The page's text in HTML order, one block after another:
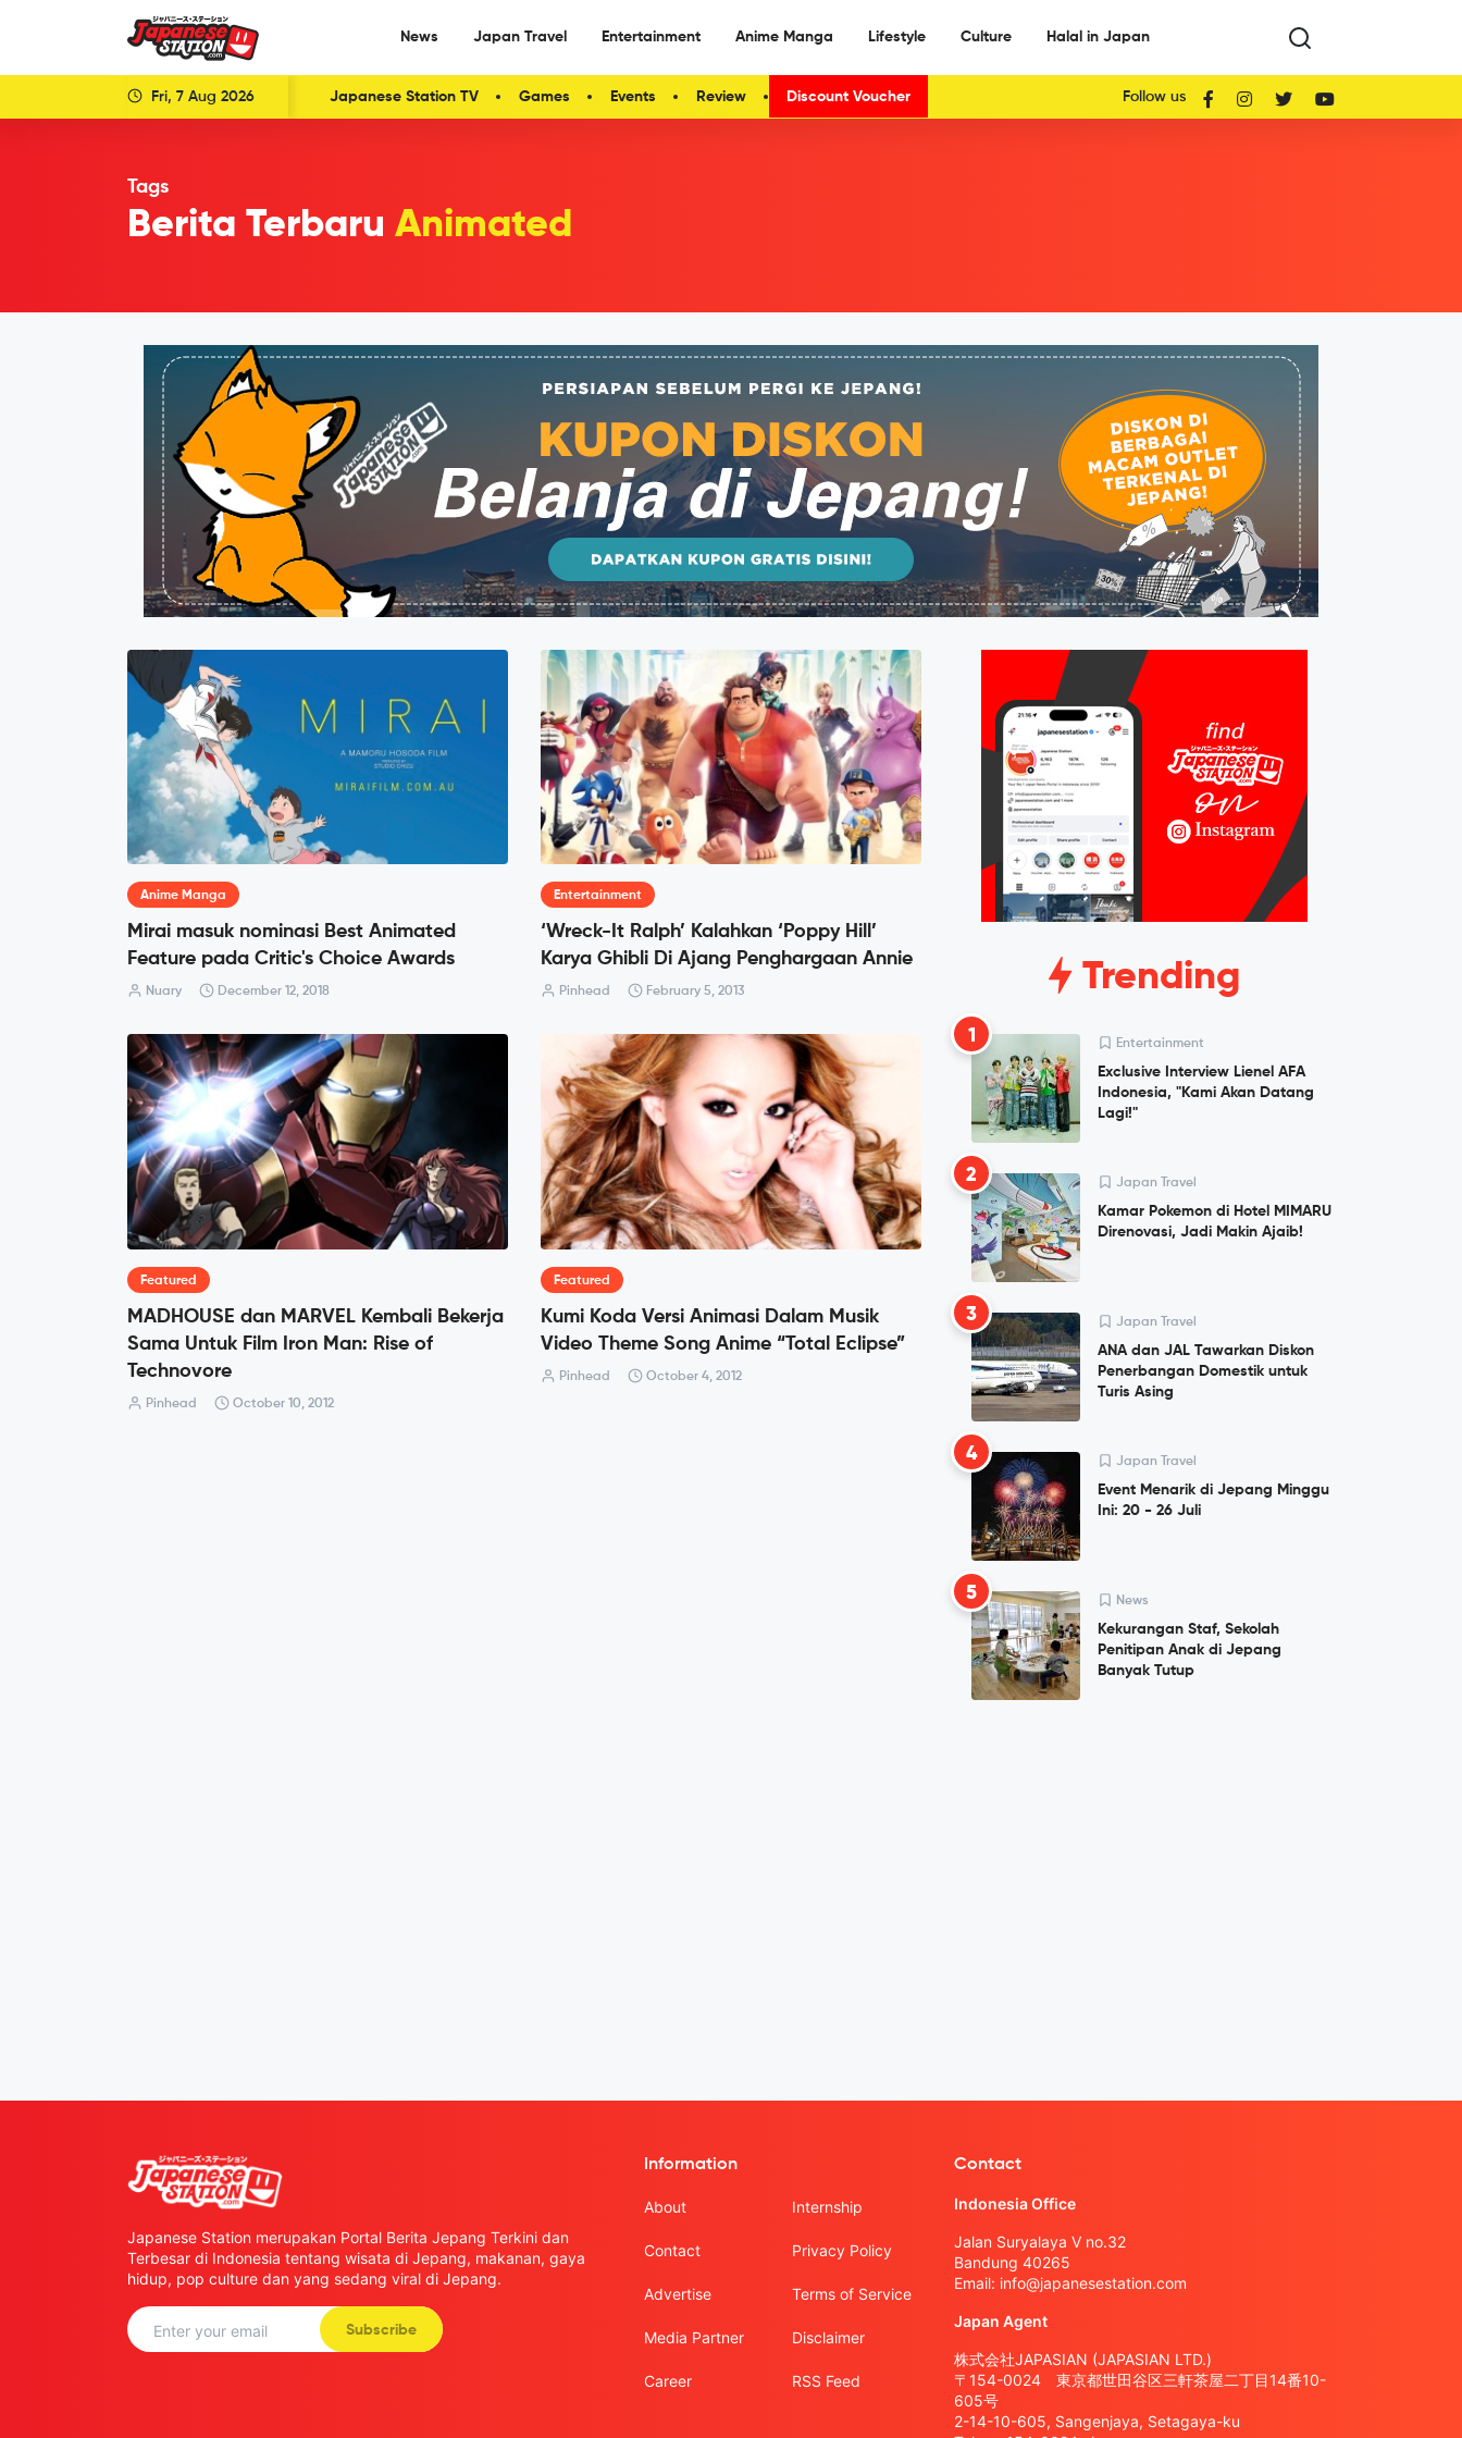
News Japan Travel Entertainment Anime Manga Lifestyle Culture Halal in Japan
Fri, 7 Aug 2026 Japanese Station TV Games Events Review Discount Voucher Follow us
Tags
Berita Terbaru Animated
Anime Manga
Mirai masuk nominasi Best Animated
Feature pada Critic's Choice Awards
Nuary December 12, 2018
Entertainment
‘Wreck-It Ralph’ Kalahkan ‘Poppy Hill’
Karya Ghibli Di Ajang Penghargaan Annie
Pinhead February 5, 2013
Featured
MADHOUSE dan MARVEL Kembali Bekerja
Sama Untuk Film Iron Man: Rise of
Technovore
Pinhead October 10, 2012
Featured
Kumi Koda Versi Animasi Dalam Musik
Video Theme Song Anime “Total Eclipse”
Pinhead October 4, 2012
Trending
1 Entertainment
Exclusive Interview Lienel AFA
Indonesia, "Kami Akan Datang
Lagi!"
2 Japan Travel
Kamar Pokemon di Hotel MIMARU
Direnovasi, Jadi Makin Ajaib!
3 Japan Travel
ANA dan JAL Tawarkan Diskon
Penerbangan Domestik untuk
Turis Asing
4 Japan Travel
Event Menarik di Jepang Minggu
Ini: 20 - 26 Juli
5 News
Kekurangan Staf, Sekolah
Penitipan Anak di Jepang
Banyak Tutup
Japanese Station merupakan Portal Berita Jepang Terkini dan
Terbesar di Indonesia tentang wisata di Jepang, makanan, gaya
hidup, pop culture dan yang sedang viral di Jepang.
Subscribe
Information
About
Contact
Advertise
Media Partner
Career
Internship
Privacy Policy
Terms of Service
Disclaimer
RSS Feed
Contact
Indonesia Office
Jalan Suryalaya V no.32
Bandung 40265
Email: info@japanesestation.com
Japan Agent
株式会社JAPASIAN (JAPASIAN LTD.)
〒154-0024 東京都世田谷区三軒茶屋二丁目14番10-
605号
2-14-10-605, Sangenjaya, Setagaya-ku